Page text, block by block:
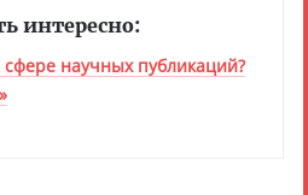
интересно:
научных публикаций?